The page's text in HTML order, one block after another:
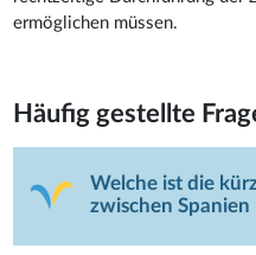
ermöglichen müssen.
Häufig gestellte
Welche ist die
zwischen